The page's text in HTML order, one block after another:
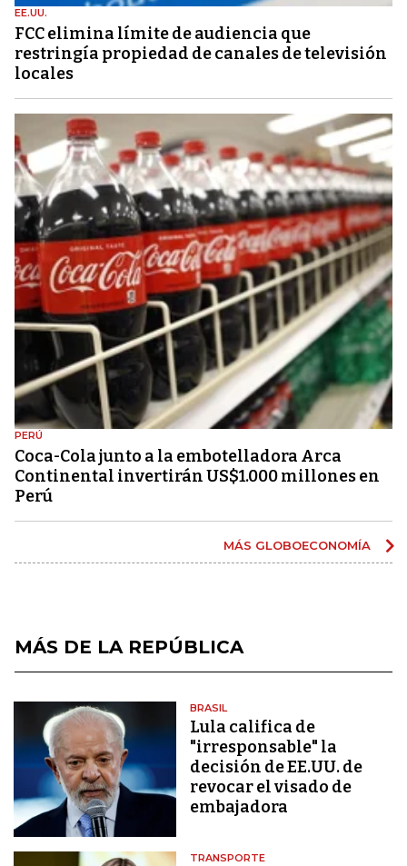
EE.UU.
FCC elimina límite de audiencia que
restringía propiedad de canales de televisión
locales
PERÚ
Coca-Cola junto a la embotelladora Arca
Continental invertirán US$1.000 millones en
Perú
MÁS GLOBOECONOMÍA
MÁS DE LA REPÚBLICA
BRASIL
Lula califica de
"irresponsable" la
decisión de EE.UU. de
revocar el visado de
embajadora
TRANSPORTE